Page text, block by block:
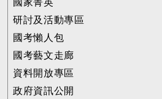
國家菁英
研討及活動專區
國考懶人包
國考藝文走廊
資料開放專區
政府資訊公開